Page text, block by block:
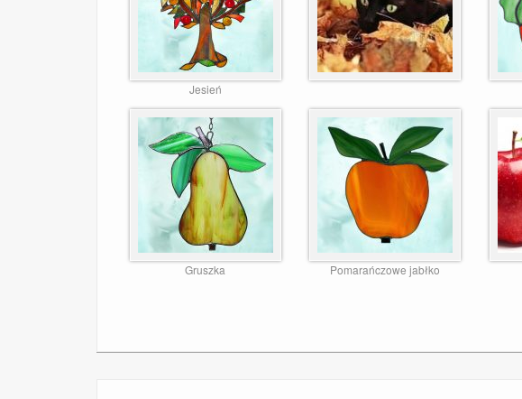
Jesień
Gruszka Pomarańczowe jabłko